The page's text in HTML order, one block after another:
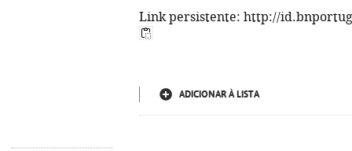
Link persistente: http://
ADICIONAR À LISTA